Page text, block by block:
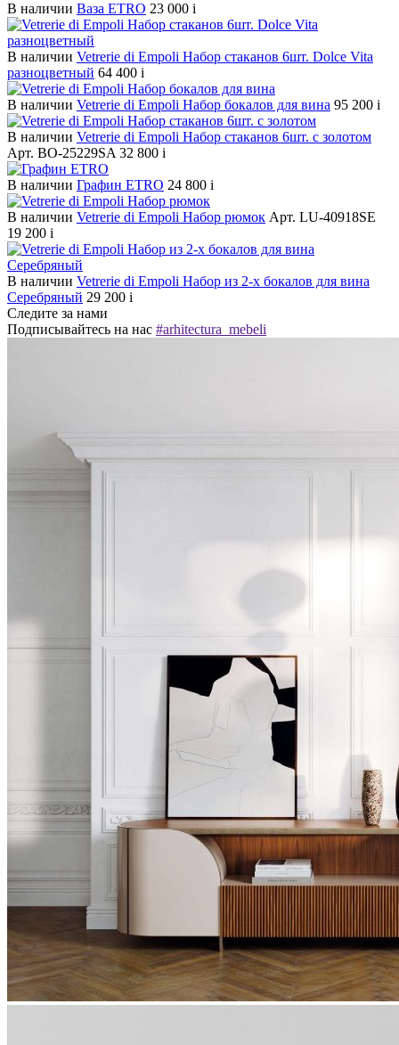
В наличии Ваза ETRO 23 000 i
В наличии Vetrerie di Empoli Набор стаканов 6шт. Dolce Vita
разноцветный 64 400 i
В наличии Vetrerie di Empoli Набор бокалов для вина 95 200 i
В наличии Vetrerie di Empoli Набор стаканов 6шт. с золотом
Арт. BO-25229SA 32 800 i
В наличии Графин ETRO 24 800 i
В наличии Vetrerie di Empoli Набор рюмок Арт. LU-40918SE
19 200 i
В наличии Vetrerie di Empoli Набор из 2-х бокалов для вина
Серебряный 29 200 i
Следите за нами
Подписывайтесь на нас #arhitectura_mebeli